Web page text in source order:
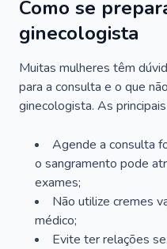
Como se
ginecologista
Muitas mulheres têm
para a consulta e o que
ginecologista. As
Agende a consulta
o sangramento pode
exames;
Não utilize cremes
médico;
Evite ter relações